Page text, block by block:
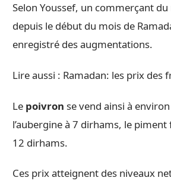
Selon Youssef, un commerçant
depuis le début du mois de
enregistré des augmentations.
Lire aussi : Ramadan: les prix des
Le poivron se vend ainsi à
l’aubergine à 7 dirhams, le
12 dirhams.
Ces prix atteignent des niveaux